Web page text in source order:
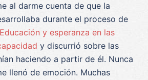
al darme cuenta de que la
durante el proceso de
Educación y esperanza en las
y discurrió sobre las
haciendo a partir de él. Nunca
llenó de emoción. Muchas